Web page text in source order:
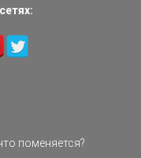
поменяется?